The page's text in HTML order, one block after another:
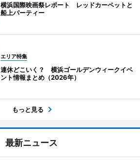
横浜国際映画祭レポート レッドカーペットと
船上パーティー
エリア特集
連休どこいく？ 横浜ゴールデンウィークイベ
ント情報まとめ（2026年）
もっと見る
最新ニュース